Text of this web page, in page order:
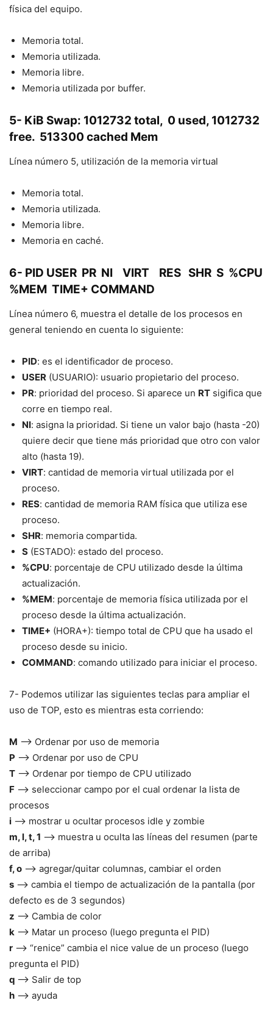
física del equipo.
Memoria total.
Memoria utilizada.
Memoria libre.
Memoria utilizada por buffer.
5- KiB Swap: 1012732 total, 0 used, 1012732
free. 513300 cached Mem
Línea número 5, utilización de la memoria virtual
Memoria total.
Memoria utilizada.
Memoria libre.
Memoria en caché.
6- PID USER PR NI VIRT RES SHR S %CPU
%MEM TIME+ COMMAND
Línea número 6, muestra el detalle de los procesos en
general teniendo en cuenta lo siguiente:
PID: es el identificador de proceso.
USER (USUARIO): usuario propietario del proceso.
PR: prioridad del proceso. Si aparece un RT sigifica que
corre en tiempo real.
NI: asigna la prioridad. Si tiene un valor bajo (hasta -20)
quiere decir que tiene más prioridad que otro con valor
alto (hasta 19).
VIRT: cantidad de memoria virtual utilizada por el
proceso.
RES: cantidad de memoria RAM física que utiliza ese
proceso.
SHR: memoria compartida.
S (ESTADO): estado del proceso.
%CPU: porcentaje de CPU utilizado desde la última
actualización.
%MEM: porcentaje de memoria física utilizada por el
proceso desde la última actualización.
TIME+ (HORA+): tiempo total de CPU que ha usado el
proceso desde su inicio.
COMMAND: comando utilizado para iniciar el proceso.
7- Podemos utilizar las siguientes teclas para ampliar el
uso de TOP, esto es mientras esta corriendo:
M –> Ordenar por uso de memoria
P –> Ordenar por uso de CPU
T –> Ordenar por tiempo de CPU utilizado
F –> seleccionar campo por el cual ordenar la lista de
procesos
i –> mostrar u ocultar procesos idle y zombie
m, l, t, 1 –> muestra u oculta las líneas del resumen (parte
de arriba)
f, o –> agregar/quitar columnas, cambiar el orden
s –> cambia el tiempo de actualización de la pantalla (por
defecto es de 3 segundos)
z –> Cambia de color
k –> Matar un proceso (luego pregunta el PID)
r –> “renice” cambia el nice value de un proceso (luego
pregunta el PID)
q –> Salir de top
h –> ayuda